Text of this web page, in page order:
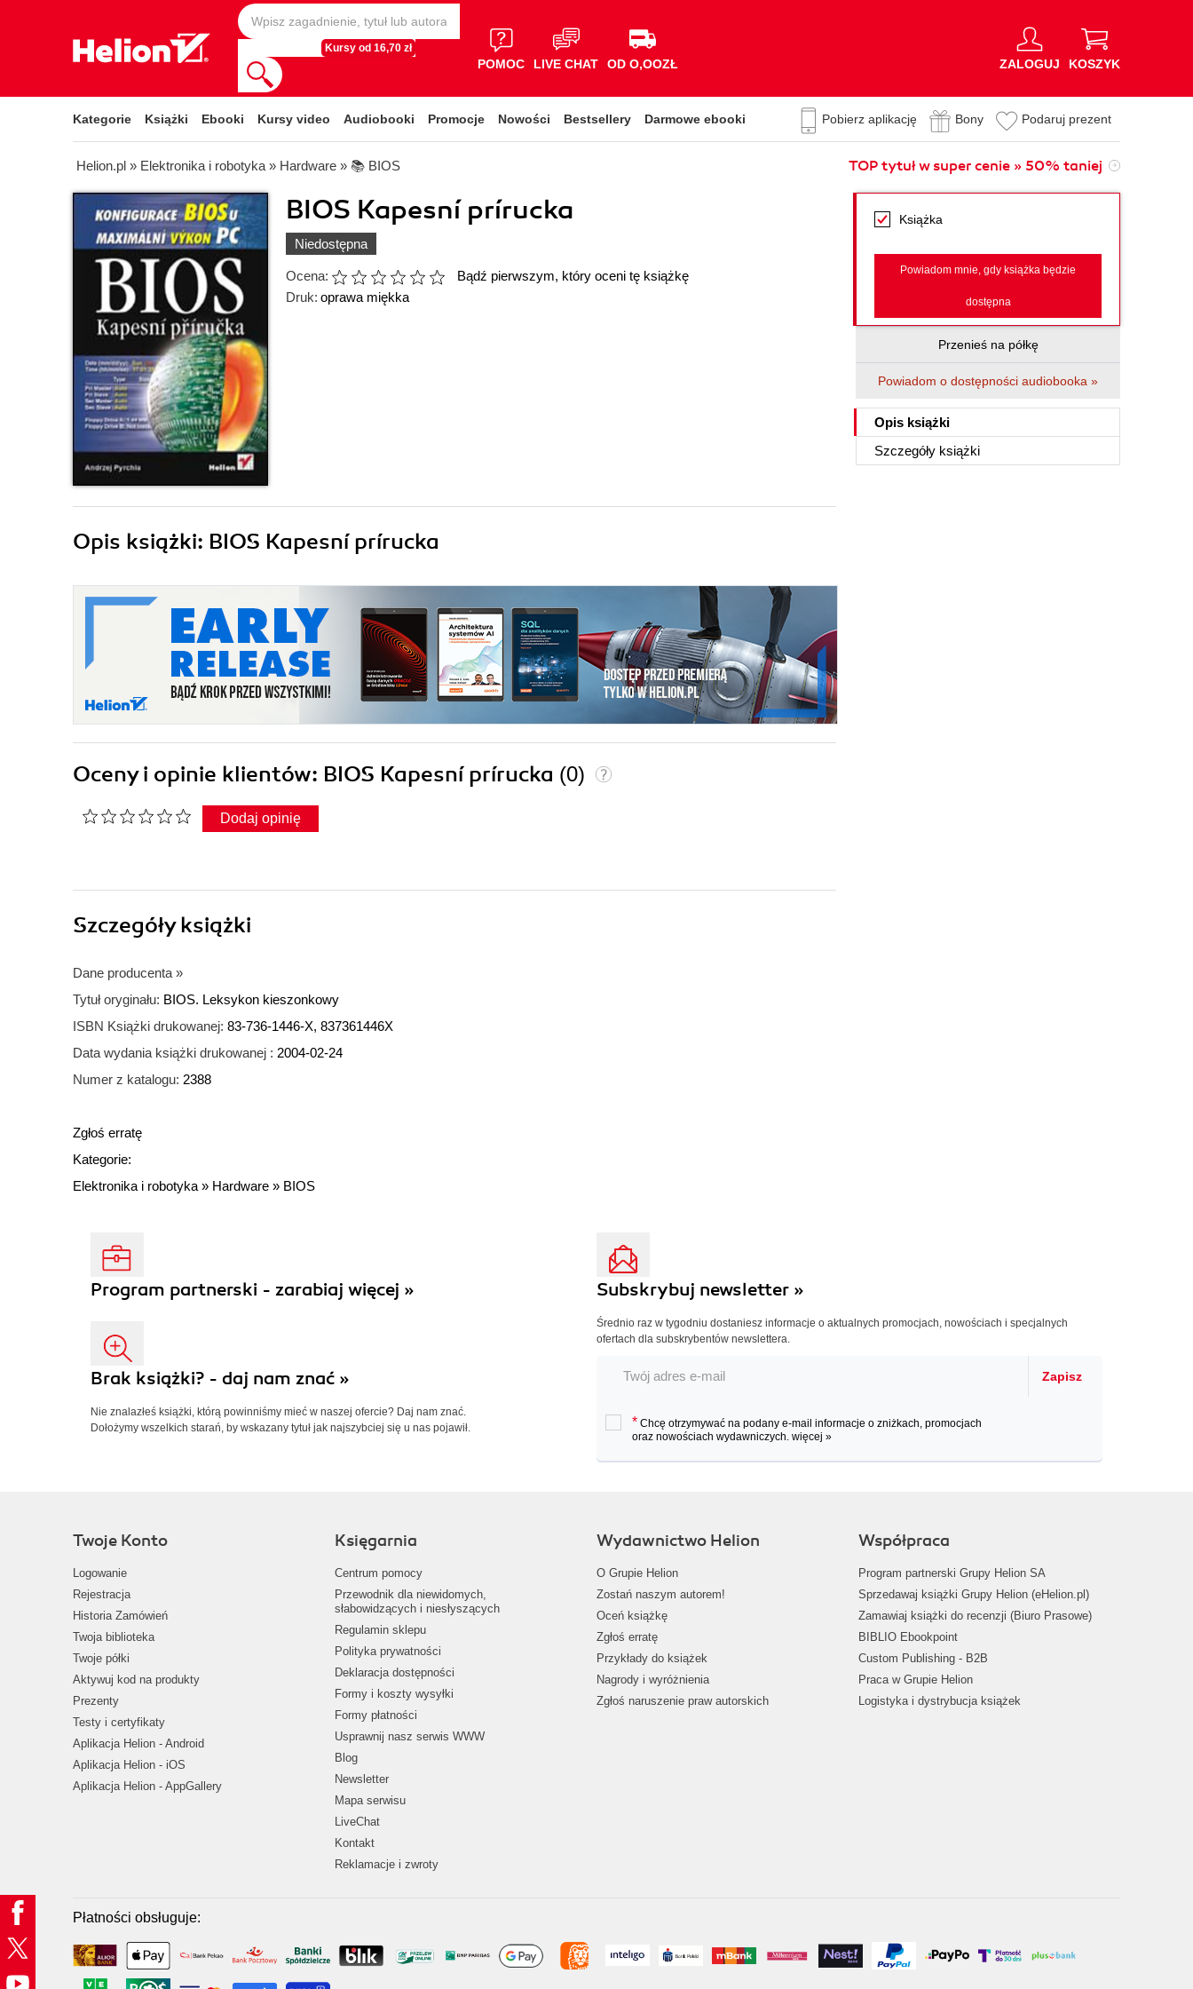
Kursy od 16,70 zł
POMOC LIVE CHAT OD O,OOZŁ ZALOGUJ KOSZYK
Kategorie Książki Ebooki Kursy video Audiobooki Promocje Nowości Bestsellery Darmowe ebooki Pobierz aplikację Bony Podaruj prezent
Helion.pl » Elektronika i robotyka » Hardware » 📚 BIOS TOP tytuł w super cenie » 50% taniej
BIOS Kapesní prírucka
Niedostępna
Ocena:
Bądź pierwszym, który oceni tę książkę
Druk: oprawa miękka
Książka
Powiadom mnie, gdy książka będzie
dostępna
Przenieś na półkę
Powiadom o dostępności audiobooka »
Opis książki
Szczegóły książki
Opis książki: BIOS Kapesní prírucka
Oceny i opinie klientów: BIOS Kapesní prírucka (0)
Dodaj opinię
Szczegółyksiążki
Dane producenta »
Tytuł oryginału: BIOS. Leksykon kieszonkowy
ISBN Książki drukowanej: 83-736-1446-X, 837361446X
Data wydania książki drukowanej : 2004-02-24
Numer z katalogu: 2388
Zgłoś erratę
Kategorie:
Elektronika i robotyka » Hardware » BIOS
Program partnerski - zarabiaj więcej »
Brak książki? - daj nam znać »
Nie znalazłeś książki, którą powinniśmy mieć w naszej ofercie? Daj nam znać.
Dołożymy wszelkich starań, by wskazany tytuł jak najszybciej się u nas pojawił.
Subskrybuj newsletter »
Średnio raz w tygodniu dostaniesz informacje o aktualnych promocjach, nowościach i specjalnych
ofertach dla subskrybentów newslettera.
Zapisz
* Chcę otrzymywać na podany e-mail informacje o zniżkach, promocjach
oraz nowościach wydawniczych. więcej »
Twoje Konto
Logowanie
Rejestracja
Historia Zamówień
Twoja biblioteka
Twoje półki
Aktywuj kod na produkty
Prezenty
Testy i certyfikaty
Aplikacja Helion - Android
Aplikacja Helion - iOS
Aplikacja Helion - AppGallery
Księgarnia
Centrum pomocy
Przewodnik dla niewidomych,
słabowidzących i niesłyszących
Regulamin sklepu
Polityka prywatności
Deklaracja dostępności
Formy i koszty wysyłki
Formy płatności
Usprawnij nasz serwis WWW
Blog
Newsletter
Mapa serwisu
LiveChat
Kontakt
Reklamacje i zwroty
Wydawnictwo Helion
O Grupie Helion
Zostań naszym autorem!
Oceń książkę
Zgłoś erratę
Przykłady do książek
Nagrody i wyróżnienia
Zgłoś naruszenie praw autorskich
Współpraca
Program partnerski Grupy Helion SA
Sprzedawaj książki Grupy Helion (eHelion.pl)
Zamawiaj książki do recenzji (Biuro Prasowe)
BIBLIO Ebookpoint
Custom Publishing - B2B
Praca w Grupie Helion
Logistyka i dystrybucja książek
Płatności obsługuje: